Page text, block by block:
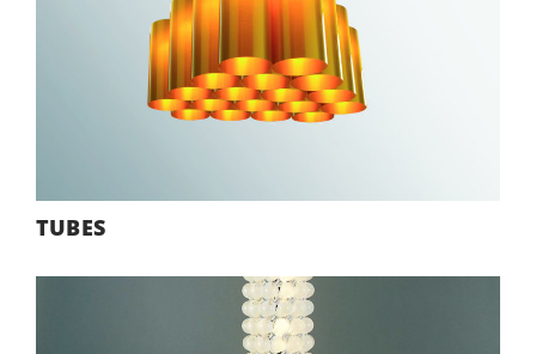
TUBES